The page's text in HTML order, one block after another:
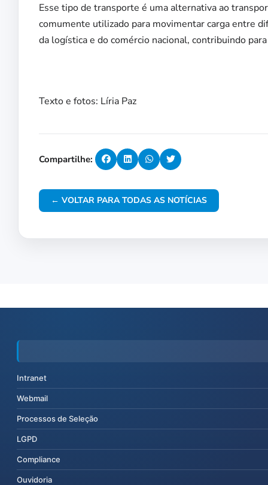
Esse tipo de transporte é uma alternativa ao
comumente utilizado para movimentar carga entre
da logística e do comércio nacional, contribuindo
Texto e fotos: Líria Paz
Compartilhe:
← VOLTAR PARA TODAS AS NOTÍCIAS
Intranet
Webmail
Processos de Seleção
LGPD
Compliance
Ouvidoria